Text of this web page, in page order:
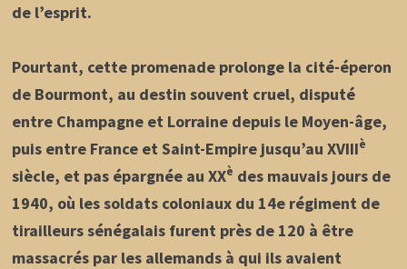
de l’esprit.
Pourtant, cette promenade prolonge la cité-éperon
de Bourmont, au destin souvent cruel, disputé
entre Champagne et Lorraine depuis le Moyen-âge,
puis entre France et Saint-Empire jusqu’au XVIIIè
siècle, et pas épargnée au XXè des mauvais jours de
1940, où les soldats coloniaux du 14e régiment de
tirailleurs sénégalais furent près de 120 à être
massacrés par les allemands à qui ils avaient